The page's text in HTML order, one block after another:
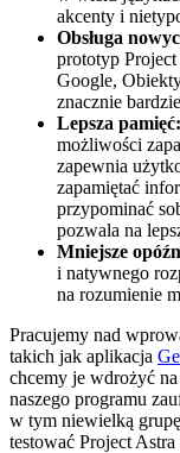
akcenty i
Obsługa
prototyp
Google,
znacznie
Lepsza pamięć:
możliwości
zapewnia
zapamiętać
przypominać
pozwala na
Mniejsze
i natywnego
na rozumienie
Pracujemy nad
takich jak aplikacja
chcemy je wdrożyć
naszego programu
w tym niewielką
testować Project